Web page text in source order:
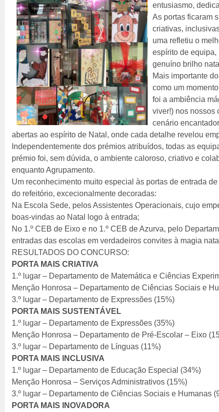
entusiasmo,
As portas ficaram
criativas,
uma refletiu o
espírito de
genuíno brilho
Mais importante
como um
foi a ambiência
viver!) nos nossos
cenário
abertas ao espírito de Natal, onde cada detalhe revelou
Independentemente dos prémios atribuídos, todas as
prémio foi, sem dúvida, o ambiente caloroso, criativo e
enquanto Agrupamento.
Um reconhecimento muito especial às portas de entrada
do refeitório, excecionalmente decoradas:
Na Escola Sede, pelos Assistentes Operacionais, cujo
boas-vindas ao Natal logo à entrada;
No 1.º CEB de Eixo e no 1.º CEB de Azurva, pelo
entradas das escolas em verdadeiros convites à magia
RESULTADOS DO CONCURSO:
PORTA MAIS CRIATIVA
1.º lugar – Departamento de Matemática e Ciências
Menção Honrosa – Departamento de Ciências Sociais e
3.º lugar – Departamento de Expressões (15%)
PORTA MAIS SUSTENTÁVEL
1.º lugar – Departamento de Expressões (35%)
Menção Honrosa – Departamento de Pré-Escolar – Eixo
3.º lugar – Departamento de Línguas (11%)
PORTA MAIS INCLUSIVA
1.º lugar – Departamento de Educação Especial (34%)
Menção Honrosa – Serviços Administrativos (15%)
3.º lugar – Departamento de Ciências Sociais e Humanas
PORTA MAIS INOVADORA